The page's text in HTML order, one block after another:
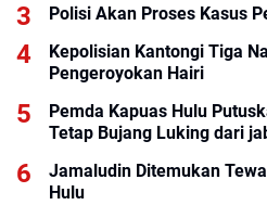
Polisi Akan Proses Kasus
Kepolisian Kantongi Tiga
Pengeroyokan Hairi
Pemda Kapuas Hulu
Tetap Bujang Luking dari
Jamaludin Ditemukan
Hulu